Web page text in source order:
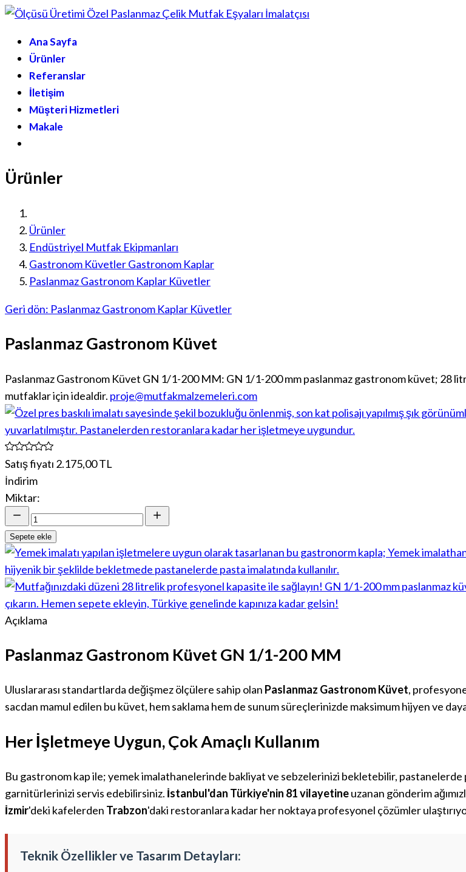
Ana Sayfa
Ürünler
Referanslar
İletişim
Müşteri Hizmetleri
Makale
Ürünler
Ürünler
Endüstriyel Mutfak Ekipmanları
Gastronom Küvetler Gastronom Kaplar
Paslanmaz Gastronom Kaplar Küvetler
Geri dön: Paslanmaz Gastronom Kaplar Küvetler
Paslanmaz Gastronom Küvet
Paslanmaz Gastronom Küvet GN 1/1-200 MM: GN 1/1-200 mm paslanmaz gastronom küvet; 28
mutfaklar için idealdir. proje@mutfakmalzemeleri.com
Satış fiyatı 2.175,00 TL
İndirim
Miktar:
Sepete ekle
Açıklama
Paslanmaz Gastronom Küvet GN 1/1-200 MM
Uluslararası standartlarda değişmez ölçülere sahip olan Paslanmaz Gastronom Küvet,
sacdan mamul edilen bu küvet, hem saklama hem de sunum süreçlerinizde maksimum hijyen ve
Her İşletmeye Uygun, Çok Amaçlı Kullanım
Bu gastronom kap ile; yemek imalathanelerinde bakliyat ve sebzelerinizi bekletebilir,
garnitürlerinizi servis edebilirsiniz. İstanbul'dan Türkiye'nin 81 vilayetineuzanan gönderim
İzmir'deki kafelerden Trabzon'daki restoranlara kadar her noktaya profesyonel çözümler
Teknik Özellikler ve Tasarım Detayları: